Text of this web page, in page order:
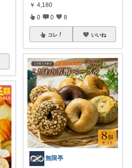
￥ 4,180
0 0 8
コレ いいね
無限亭